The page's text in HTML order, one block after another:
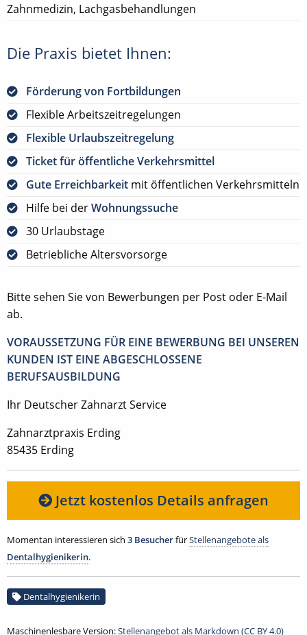
Zahnmedizin, Lachgasbehandlungen
Die Praxis bietet Ihnen:
Förderung von Fortbildungen
Flexible Arbeitszeitregelungen
Flexible Urlaubszeitregelung
Ticket für öffentliche Verkehrsmittel
Gute Erreichbarkeit mit öffentlichen Verkehrsmitteln
Hilfe bei derWohnungssuche
30 Urlaubstage
Betriebliche Altersvorsorge
Bitte sehen Sie von Bewerbungen per Post oder E-Mail
ab.
VORAUSSETZUNG FÜR EINE BEWERBUNG BEI UNSEREN
KUNDEN IST EINE ABGESCHLOSSENE
BERUFSAUSBILDUNG
Ihr Deutscher Zahnarzt Service
Zahnarztpraxis Erding
85435 Erding
Jetzt kostenlos Details anfragen
Momentan interessieren sich 3 BesucherfürStellenangebote als
Dentalhygienikerin.
Dentalhygienikerin
Maschinenlesbare Version:Stellenangebot als Markdown (CC BY 4.0)